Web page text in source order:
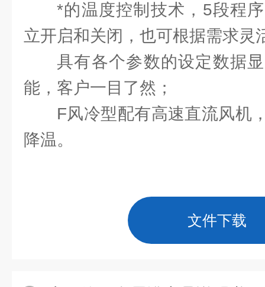
*的温度控制技术，5段程
立开启和关闭，也可根据需求灵
具有各个参数的设定数据
能，客户一目了然；
F风冷型配有高速直流风机
降温。
文件下载